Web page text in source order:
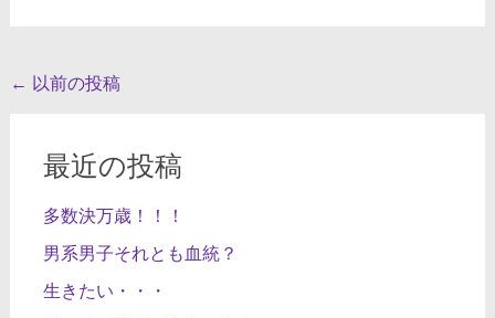
投
← 以前の投稿
最近の投稿
多数決万歳！！！
男系男子それとも血統？
生きたい・・・